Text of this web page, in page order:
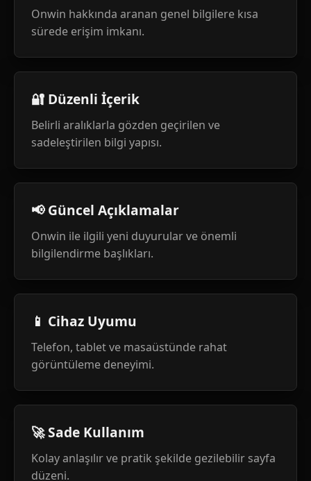
Onwin hakkında aranan genel bilgilere kısa
sürede erişim imkanı.
🔐 Düzenli İçerik
Belirli aralıklarla gözden geçirilen ve
sadeleştirilen bilgi yapısı.
📢 Güncel Açıklamalar
Onwin ile ilgili yeni duyurular ve önemli
bilgilendirme başlıkları.
📱 Cihaz Uyumu
Telefon, tablet ve masaüstünde rahat
görüntüleme deneyimi.
🚀 Sade Kullanım
Kolay anlaşılır ve pratik şekilde gezilebilir sayfa
düzeni.